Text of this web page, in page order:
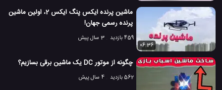
ماشین پرنده ایکس پنگ ایکس 2، اولین ماشین
پرنده رسمی جهان!
459 بازدید
3 سال پیش
06:36
چگونه از موتور DC یک ماشین برقی بسازیم؟
562 بازدید 4 سال پیش